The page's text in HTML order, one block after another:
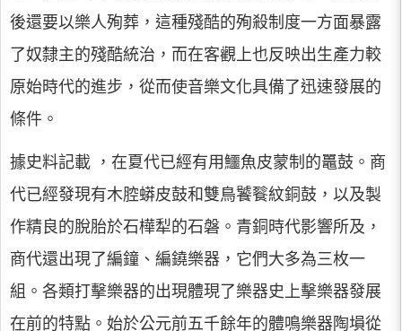
後還要以樂人殉葬，這種殘酷的殉殺制度一方面暴露
了奴隸主的殘酷統治，而在客觀上也反映出生產力較
原始時代的進步，從而使音樂文化具備了迅速發展的
條件。
據史料記載 ，在夏代已經有用鱷魚皮蒙制的鼉鼓。商
代已經發現有木腔蟒皮鼓和雙鳥饕餮紋銅鼓，以及製
作精良的脫胎於石樺犁的石磐。青銅時代影響所及，
商代還出現了編鐘、編鐃樂器，它們大多為三枚一
組。各類打擊樂器的出現體現了樂器史上擊樂器發展
在前的特點。始於公元前五千餘年的體鳴樂器陶塤從